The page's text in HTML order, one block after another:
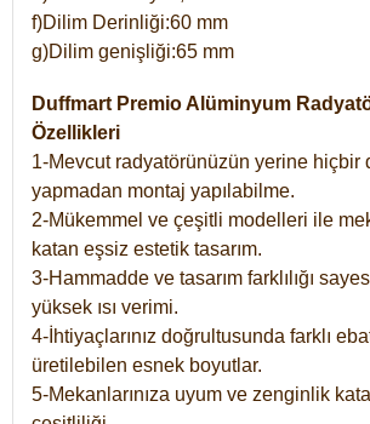
f)Dilim Derinliği:60 mm
g)Dilim genişliği:65 mm
Duffmart Premio Alüminyum
Özellikleri
1-Mevcut radyatörünüzün yerine hiçbir
yapmadan montaj yapılabilme.
2-Mükemmel ve çeşitli modelleri ile
katan eşsiz estetik tasarım.
3-Hammadde ve tasarım farklılığı
yüksek ısı verimi.
4-İhtiyaçlarınız doğrultusunda farklı
üretilebilen esnek boyutlar.
5-Mekanlarınıza uyum ve zenginlik